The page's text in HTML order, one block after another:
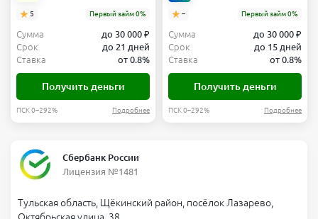
5 Первый займ 0%
Сумма
до 30 000 ₽
Срок
до 21 дней
Ставка
от 0.8%
Получить деньги
ПСК 0–292% Подробнее
– Первый займ 0%
Сумма
до 30 000 ₽
Срок
до 15 дней
Ставка
от 0.8%
Получить деньги
ПСК 0–292% Подробнее
Сбербанк России
Лицензия №1481
Тульская область, Щёкинский район, посёлок Лазарево,